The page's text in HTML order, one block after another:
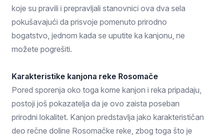
koje su pravili i prepravljali stanovnici ova dva sela
pokušavajući da prisvoje pomenuto prirodno
bogatstvo, jednom kada se uputite ka kanjonu, ne
možete pogrešiti.
Karakteristike kanjona reke Rosomače
Pored sporenja oko toga kome kanjon i reka pripadaju,
postoji još pokazatelja da je ovo zaista poseban
prirodni lokalitet. Kanjon predstavlja jako karakterističan
deo rečne doline Rosomačke reke, zbog toga što je